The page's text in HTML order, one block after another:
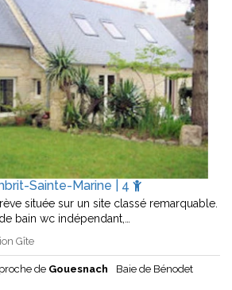
Sainte-Marine | 4
située sur un site classé remarquable.
bain wc indépendant,…
Gîte
de Gouesnach
Baie de Bénodet